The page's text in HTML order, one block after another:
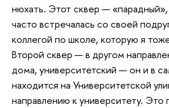
нюхать. Этот сквер —
часто встречалась со своей
коллегой по школе, которую я
Второй сквер — в другом
дома, университетский — он и в
находится на Университетской
направлению к университету. Это